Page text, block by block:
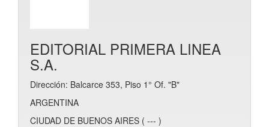
EDITORIAL PRIMERA LINEA
S.A.
Dirección: Balcarce 353, Piso 1° Of. "B"
ARGENTINA
CIUDAD DE BUENOS AIRES ( --- )